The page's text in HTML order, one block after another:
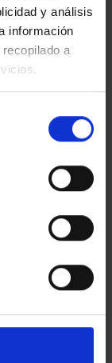
y análisis
información
a
DE
949,00 €
registrados